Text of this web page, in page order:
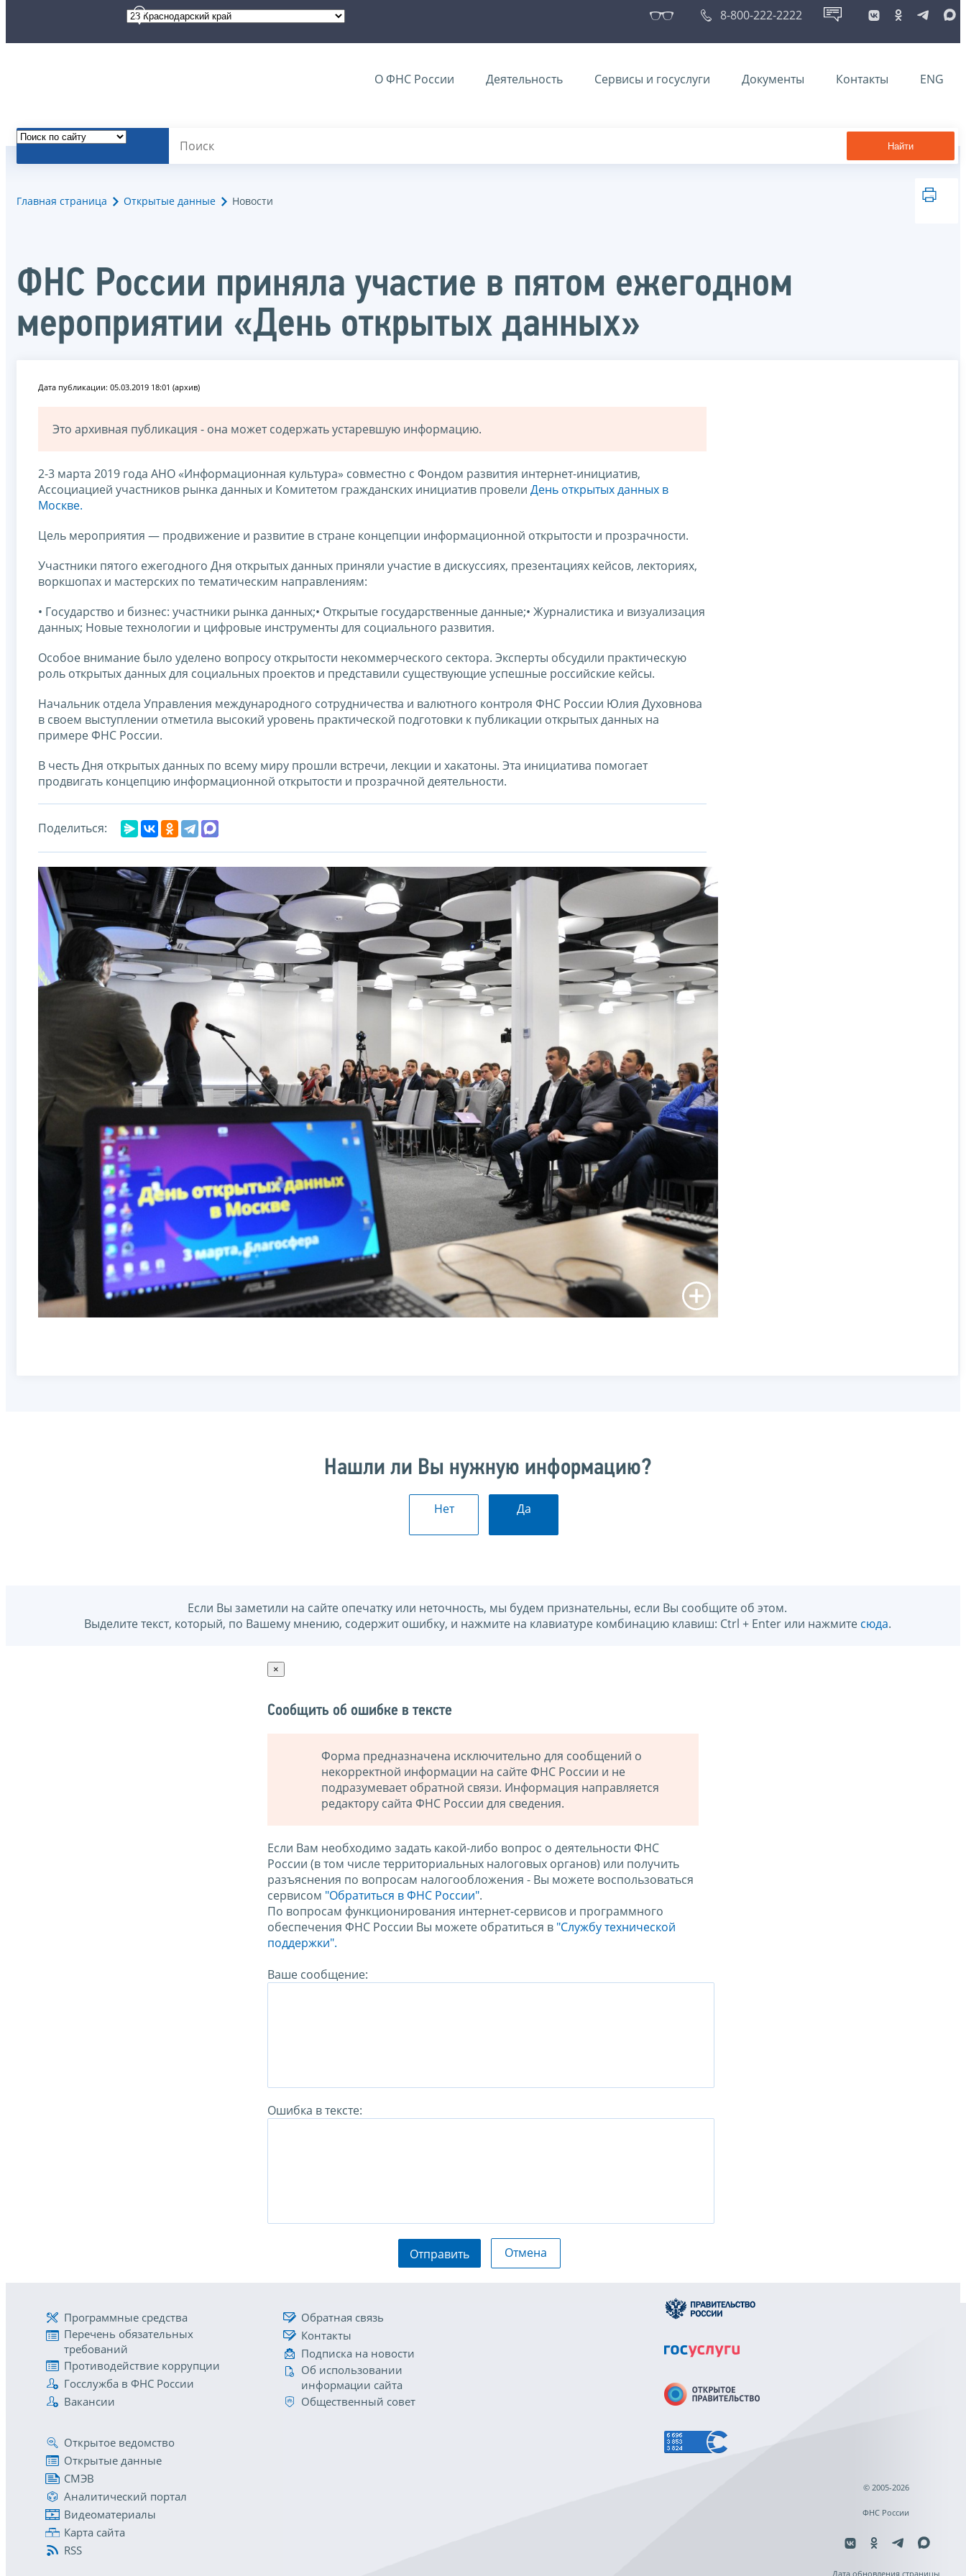
8-800-222-2222
О ФНС России Деятельность Сервисы и госуслуги Документы Контакты ENG
Найти
Главная страница Открытые данные Новости
ФНС России приняла участие в пятом ежегодном
мероприятии «День открытых данных»
Дата публикации: 05.03.2019 18:01 (архив)
Это архивная публикация - она может содержать устаревшую информацию.
2-3 марта 2019 года АНО «Информационная культура» совместно с Фондом развития интернет-инициатив,
Ассоциацией участников рынка данных и Комитетом гражданских инициатив провели День открытых данных в
Москве.
Цель мероприятия — продвижение и развитие в стране концепции информационной открытости и прозрачности.
Участники пятого ежегодного Дня открытых данных приняли участие в дискуссиях, презентациях кейсов, лекториях,
воркшопах и мастерских по тематическим направлениям:
• Государство и бизнес: участники рынка данных;• Открытые государственные данные;• Журналистика и визуализация
данных; Новые технологии и цифровые инструменты для социального развития.
Особое внимание было уделено вопросу открытости некоммерческого сектора. Эксперты обсудили практическую
роль открытых данных для социальных проектов и представили существующие успешные российские кейсы.
Начальник отдела Управления международного сотрудничества и валютного контроля ФНС России Юлия Духовнова
в своем выступлении отметила высокий уровень практической подготовки к публикации открытых данных на
примере ФНС России.
В честь Дня открытых данных по всему миру прошли встречи, лекции и хакатоны. Эта инициатива помогает
продвигать концепцию информационной открытости и прозрачной деятельности.
Поделиться:
Нашли ли Вы нужную информацию?
Нет Да
Если Вы заметили на сайте опечатку или неточность, мы будем признательны, если Вы сообщите об этом.
Выделите текст, который, по Вашему мнению, содержит ошибку, и нажмите на клавиатуре комбинацию клавиш: Ctrl + Enter или нажмите сюда.
×
Сообщить об ошибке в тексте
Форма предназначена исключительно для сообщений о
некорректной информации на сайте ФНС России и не
подразумевает обратной связи. Информация направляется
редактору сайта ФНС России для сведения.
Если Вам необходимо задать какой-либо вопрос о деятельности ФНС
России (в том числе территориальных налоговых органов) или получить
разъяснения по вопросам налогообложения - Вы можете воспользоваться
сервисом "Обратиться в ФНС России".
По вопросам функционирования интернет-сервисов и программного
обеспечения ФНС России Вы можете обратиться в "Службу технической
поддержки".
Ваше сообщение:
Ошибка в тексте:
Отправить Отмена
Программные средства
Перечень обязательных
требований
Противодействие коррупции
Госслужба в ФНС России
Вакансии
Обратная связь
Контакты
Подписка на новости
Об использовании
информации сайта
Общественный совет
Открытое ведомство
Открытые данные
СМЭВ
Аналитический портал
Видеоматериалы
Карта сайта
RSS
© 2005-2026
ФНС России
Дата обновления страницы